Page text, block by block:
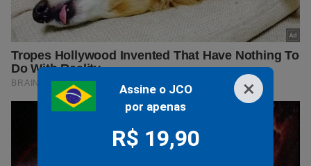
×
Assine o JCO
por apenas
R$ 19,90